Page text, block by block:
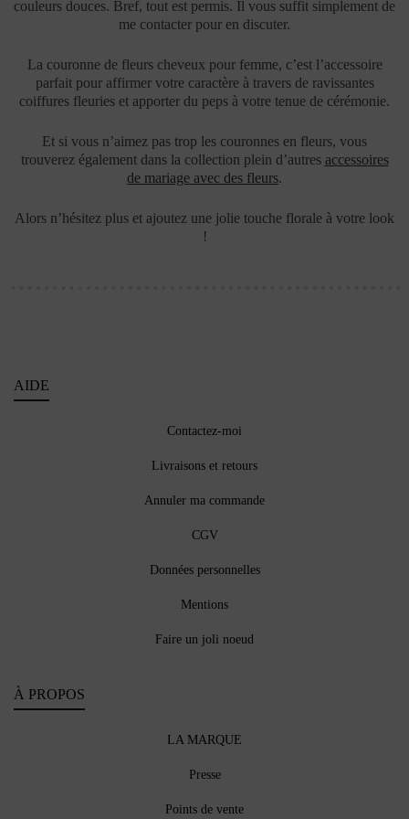
couleurs douces. Bref, tout est permis. Il vous suffit simplement de
me contacter pour en discuter.
La couronne de fleurs cheveux pour femme, c’est l’accessoire
parfait pour affirmer votre caractère à travers de ravissantes
coiffures fleuries et apporter du peps à votre tenue de cérémonie.
Et si vous n’aimez pas trop les couronnes en fleurs, vous
trouverez également dans la collection plein d’autres accessoires
de mariage avec des fleurs.
Alors n’hésitez plus et ajoutez une jolie touche florale à votre look
!
AIDE
Contactez-moi
Livraisons et retours
Annuler ma commande
CGV
Données personnelles
Mentions
Faire un joli noeud
À PROPOS
LA MARQUE
Presse
Points de vente